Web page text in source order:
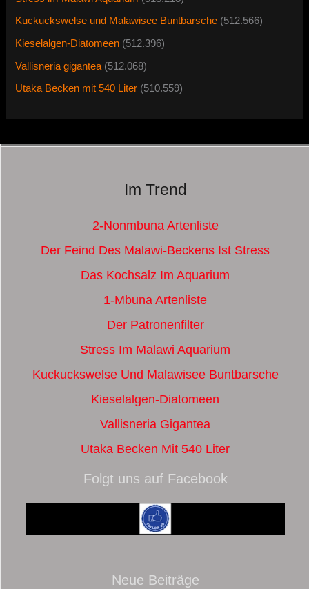
Kuckuckswelse und Malawisee Buntbarsche (512.566)
Kieselalgen-Diatomeen (512.396)
Vallisneria gigantea (512.068)
Utaka Becken mit 540 Liter (510.559)
Im Trend
2-Nonmbuna Artenliste
Der Feind Des Malawi-Beckens Ist Stress
Das Kochsalz Im Aquarium
1-Mbuna Artenliste
Der Patronenfilter
Stress Im Malawi Aquarium
Kuckuckswelse Und Malawisee Buntbarsche
Kieselalgen-Diatomeen
Vallisneria Gigantea
Utaka Becken Mit 540 Liter
Folgt uns auf Facebook
Neue Beiträge